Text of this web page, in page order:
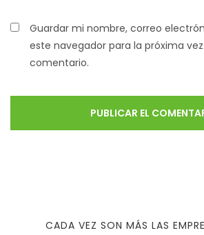
Guardar mi nombre, correo
este navegador para la próxima
comentario.
CADA VEZ SON MÁS LAS